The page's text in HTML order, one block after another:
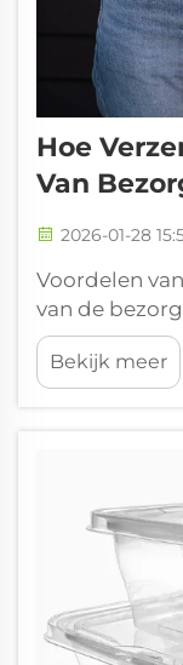
Hoe
Van
2026-01-28
Voordelen
van de
operationele
het
de
Bekijk meer